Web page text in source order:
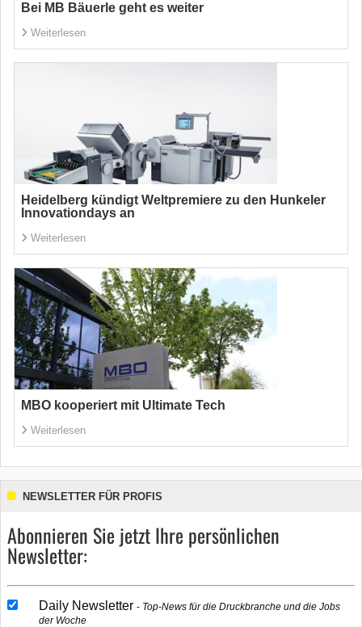
Bei MB Bäuerle geht es weiter
Weiterlesen
Heidelberg kündigt Weltpremiere zu den Hunkeler
Innovationdays an
Weiterlesen
MBO kooperiert mit Ultimate Tech
Weiterlesen
NEWSLETTER FÜR PROFIS
Abonnieren Sie jetzt Ihre persönlichen
Newsletter:
Daily Newsletter
Top-News für die Druckbranche und die Jobs
der Woche